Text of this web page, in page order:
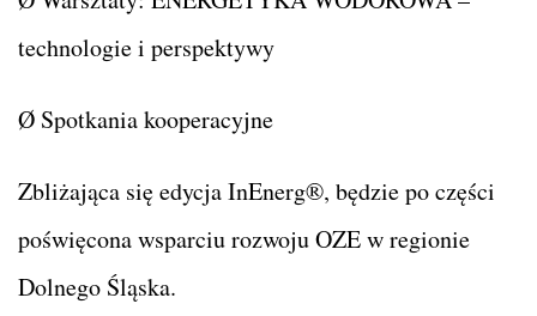
technologie i perspektywy
Ø Spotkania kooperacyjne
Zbliżająca się edycja InEnerg®, będzie po części
poświęcona wsparciu rozwoju OZE w regionie
Dolnego Śląska.